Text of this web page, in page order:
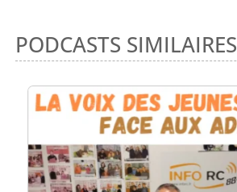
PODCASTS SIMILAIRES